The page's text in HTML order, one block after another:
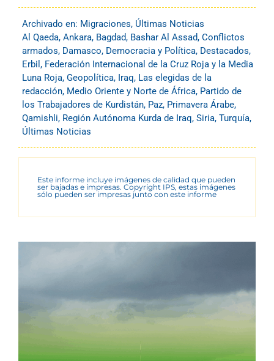
Archivado en: Migraciones, Últimas Noticias
Al Qaeda, Ankara, Bagdad, Bashar Al Assad, Conflictos
armados, Damasco, Democracia y Política, Destacados,
Erbil , Federación Internacional de la Cruz Roja y la Media
Luna Roja, Geopolítica, Iraq, Las elegidas de la
redacción, Medio Oriente y Norte de África, Partido de
los Trabajadores de Kurdistán, Paz, Primavera Árabe,
Qamishli, Región Autónoma Kurda de Iraq, Siria, Turquía,
Últimas Noticias
Este informe incluye imágenes de calidad que pueden
ser bajadas e impresas. Copyright IPS, estas imágenes
sólo pueden ser impresas junto con este informe